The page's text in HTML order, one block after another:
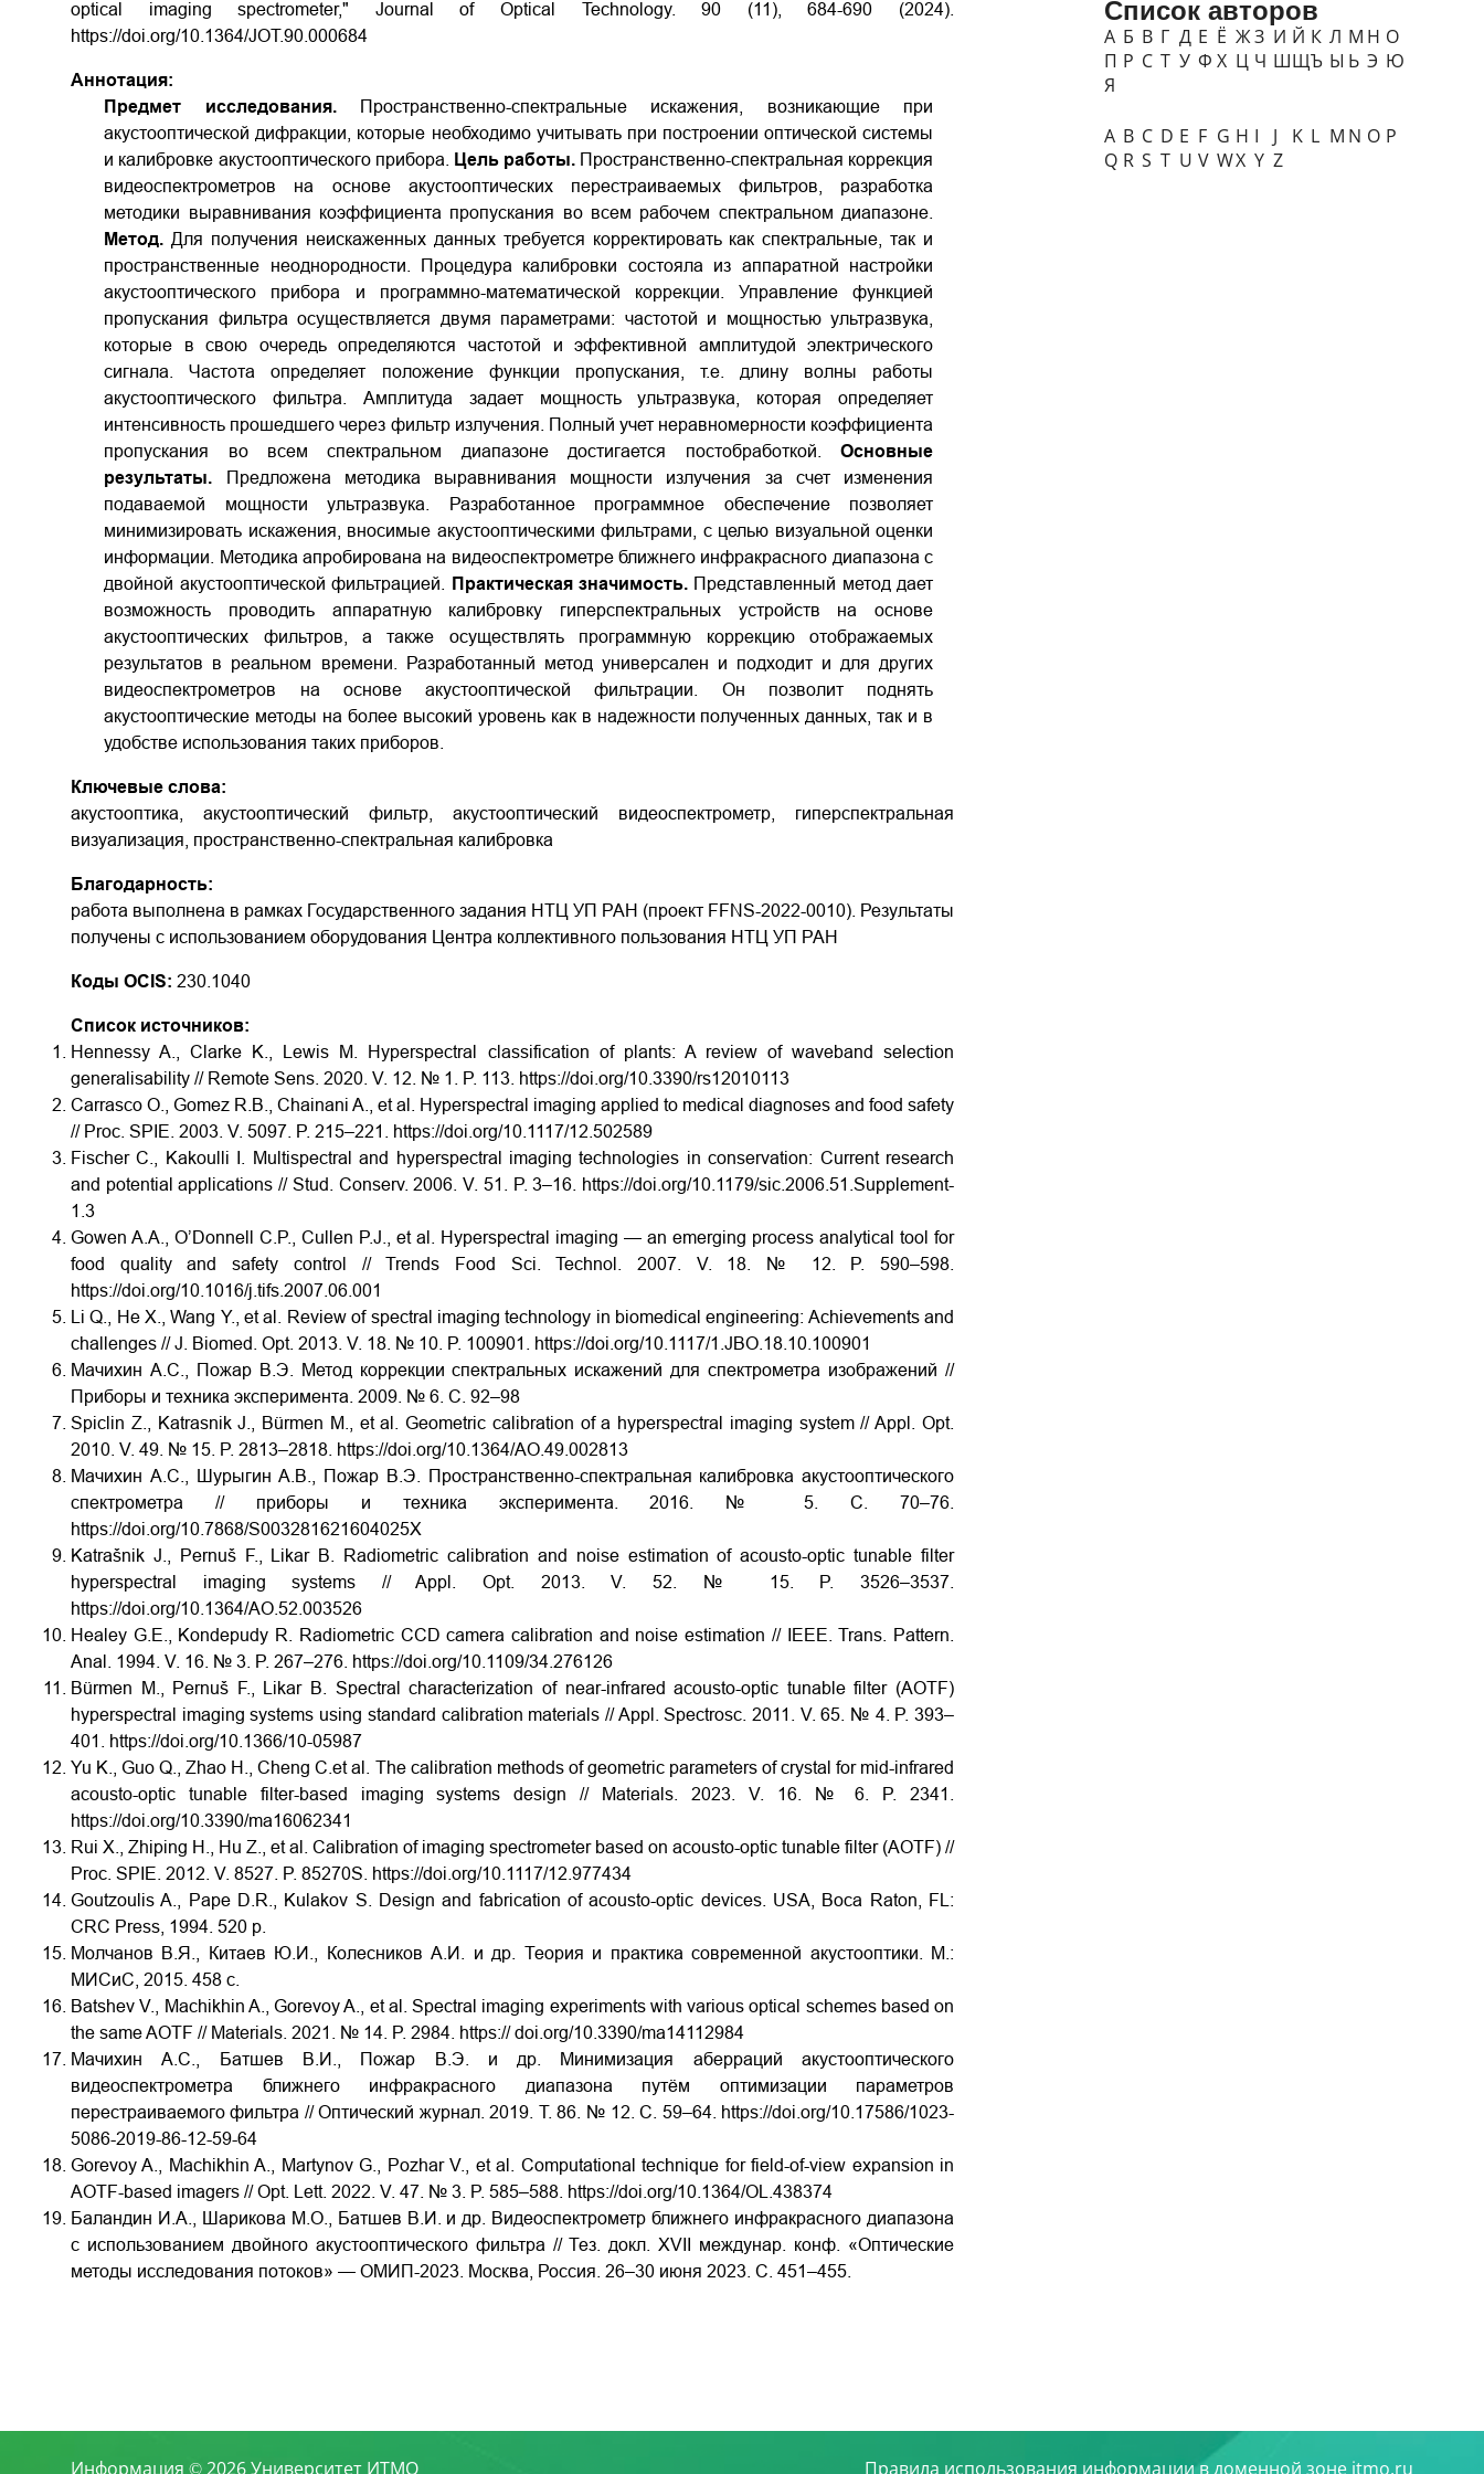
optical imaging spectrometer," Journal of Optical Technology. 90 (11), 684-690 (2024).
https://doi.org/10.1364/JOT.90.000684
Аннотация:
Предмет исследования.
Пространственно-спектральные искажения, возникающие при
акустооптической дифракции, которые необходимо учитывать при построении оптической системы
и калибровке акустооптического прибора.
Цель работы. Пространственно-спектральная коррекция
видеоспектрометров на основе акустооптических перестраиваемых фильтров, разработка
методики выравнивания коэффициента пропускания во всем рабочем спектральном диапазоне.
Метод. Для получения неискаженных данных требуется корректировать как спектральные, так и
пространственные неоднородности. Процедура калибровки состояла из аппаратной настройки
акустооптического прибора и программно-математической коррекции. Управление функцией
пропускания фильтра осуществляется двумя параметрами: частотой и мощностью ультразвука,
которые в свою очередь определяются частотой и эффективной амплитудой электрического
сигнала. Частота определяет положение функции пропускания, т.е. длину волны работы
акустооптического фильтра. Амплитуда задает мощность ультразвука, которая определяет
интенсивность прошедшего через фильтр излучения. Полный учет неравномерности коэффициента
пропускания во всем спектральном диапазоне достигается постобработкой.Основные
результаты. Предложена методика выравнивания мощности излучения за счет изменения
подаваемой мощности ультразвука. Разработанное программное обеспечение позволяет
минимизировать искажения, вносимые акустооптическими фильтрами, с целью визуальной оценки
информации. Методика апробирована на видеоспектрометре ближнего инфракрасного диапазона с
двойной акустооптической фильтрацией.
Практическая значимость.Представленный метод дает
возможность проводить аппаратную калибровку гиперспектральных устройств на основе
акустооптических фильтров, а также осуществлять программную коррекцию отображаемых
результатов в реальном времени. Разработанный метод универсален и подходит и для других
видеоспектрометров на основе акустооптической фильтрации. Он позволит поднять
акустооптические методы на более высокий уровень как в надежности полученных данных, так и в
удобстве использования таких приборов.
Ключевые слова:
акустооптика, акустооптический фильтр, акустооптический видеоспектрометр, гиперспектральная
визуализация, пространственно-спектральная калибровка
Благодарность:
работа выполнена в рамках Государственного задания НТЦ УП РАН (проект FFNS-2022-0010). Результаты
получены с использованием оборудования Центра коллективного пользования НТЦ УП РАН
Коды OCIS: 230.1040
Список источников:
Hennessy A., Clarke K., Lewis M. Hyperspectral classification of plants: A review of waveband selection
generalisability // Remote Sens. 2020. V. 12. № 1. P. 113. https://doi.org/10.3390/rs12010113
Carrasco O., Gomez R.B., Chainani A., et al. Hyperspectral imaging applied to medical diagnoses and food safety
// Proc. SPIE. 2003. V. 5097. P. 215–221. https://doi.org/10.1117/12.502589
Fischer C., Kakoulli I. Multispectral and hyperspectral imaging technologies in conservation: Current research
and potential applications // Stud. Conserv. 2006. V. 51. P. 3–16. https://doi.org/10.1179/sic.2006.51.Supplement-
1.3
Gowen A.A., O’Donnell C.P., Cullen P.J., et al. Hyperspectral imaging — an emerging process analytical tool for
food quality and safety control // Trends Food Sci. Technol. 2007. V. 18. № 12. P. 590–598.
https://doi.org/10.1016/j.tifs.2007.06.001
Li Q., He X., Wang Y., et al. Review of spectral imaging technology in biomedical engineering: Achievements and
challenges // J. Biomed. Opt. 2013. V. 18. № 10. P. 100901. https://doi.org/10.1117/1.JBO.18.10.100901
Мачихин А.С., Пожар В.Э. Метод коррекции спектральных искажений для спектрометра изображений //
Приборы и техника эксперимента. 2009. № 6. С. 92–98
Spiclin Z., Katrasnik J., Bürmen M., et al. Geometric calibration of a hyperspectral imaging system // Appl. Opt.
2010. V. 49. № 15. P. 2813–2818. https://doi.org/10.1364/AO.49.002813
Мачихин А.С., Шурыгин А.В., Пожар В.Э. Пространственно-спектральная калибровка акустооптического
спектрометра // приборы и техника эксперимента. 2016. № 5. С. 70–76.
https://doi.org/10.7868/S003281621604025X
Katrašnik J., Pernuš F., Likar B. Radiometric calibration and noise estimation of acousto-optic tunable filter
hyperspectral imaging systems // Appl. Opt. 2013. V. 52. № 15. P. 3526–3537.
https://doi.org/10.1364/AO.52.003526
Healey G.E., Kondepudy R. Radiometric CCD camera calibration and noise estimation // IEEE. Trans. Pattern.
Anal. 1994. V. 16. № 3. P. 267–276. https://doi.org/10.1109/34.276126
Bürmen M., Pernuš F., Likar B. Spectral characterization of near-infrared acousto-optic tunable filter (AOTF)
hyperspectral imaging systems using standard calibration materials // Appl. Spectrosc. 2011. V. 65. № 4. P. 393–
401. https://doi.org/10.1366/10-05987
Yu K., Guo Q., Zhao H., Cheng C.et al. The calibration methods of geometric parameters of crystal for mid-infrared
acousto-optic tunable filter-based imaging systems design // Materials. 2023. V. 16. № 6. P. 2341.
https://doi.org/10.3390/ma16062341
Rui X., Zhiping H., Hu Z., et al. Calibration of imaging spectrometer based on acousto-optic tunable filter (AOTF) //
Proc. SPIE. 2012. V. 8527. P. 85270S. https://doi.org/10.1117/12.977434
Goutzoulis A., Pape D.R., Kulakov S. Design and fabrication of acousto-optic devices. USA, Boca Raton, FL:
CRC Press, 1994. 520 p.
Молчанов В.Я., Китаев Ю.И., Колесников А.И. и др. Теория и практика современной акустооптики. М.:
МИСиС, 2015. 458 с.
Batshev V., Machikhin A., Gorevoy A., et al. Spectral imaging experiments with various optical schemes based on
the same AOTF // Materials. 2021. № 14. P. 2984. https:// doi.org/10.3390/ma14112984
Мачихин
А.С., Батшев В.И., Пожар В.Э. и
др. Минимизация аберраций акустооптического
видеоспектрометра ближнего инфракрасного диапазона путём оптимизации параметров
перестраиваемого фильтра // Оптический журнал. 2019. Т. 86. № 12. С. 59–64. https://doi.org/10.17586/1023-
5086-2019-86-12-59-64
Gorevoy A., Machikhin A., Martynov G., Pozhar V., et al. Computational technique for field-of-view expansion in
AOTF-based imagers // Opt. Lett. 2022. V. 47. № 3. P. 585–588. https://doi.org/10.1364/OL.438374
Баландин И.А., Шарикова М.О., Батшев В.И. и др. Видеоспектрометр ближнего инфракрасного диапазона
с использованием двойного акустооптического фильтра // Тез. докл. XVII междунар. конф. «Оптические
методы исследования потоков» — ОМИП-2023. Москва, Россия. 26–30 июня 2023. С. 451–455.
Список авторов
А Б В Г Д Е Ё ЖЗ И Й К Л М Н О
П Р С Т У Ф Х Ц Ч ШЩЪ Ы Ь Э Ю
Я
A B C D E F G H I J K L M N O P
Q R S T U V WX Y Z
Информация © 2026 Университет ИТМО Правила использования информации в доменной зоне itmo.ru